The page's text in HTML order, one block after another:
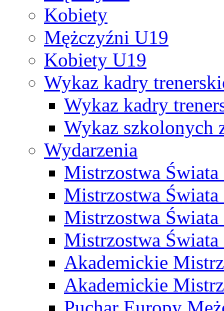
Kobiety
Mężczyźni U19
Kobiety U19
Wykaz kadry
Wykaz kadry
Wykaz szkolonych
Wydarzenia
Mistrzostwa
Mistrzostwa
Mistrzostwa
Mistrzostwa
Akademickie
Akademickie